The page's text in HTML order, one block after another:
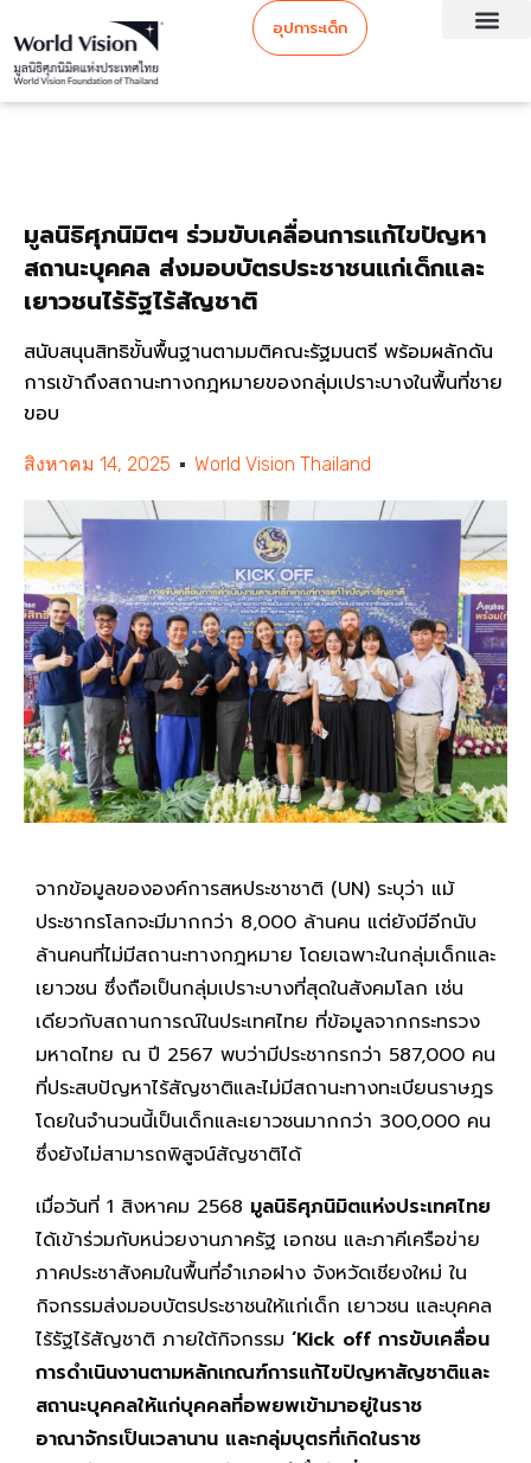
อุปการะเด็ก
มูลนิธิศุภนิมิตฯ ร่วมขับเคลื่อนการแก้ไขปัญหา
สถานะบุคคล ส่งมอบบัตรประชาชนแก่เด็กและ
เยาวชนไร้รัฐไร้สัญชาติ
สนับสนุนสิทธิขั้นพื้นฐานตามมติคณะรัฐมนตรี พร้อมผลักดัน
การเข้าถึงสถานะทางกฎหมายของกลุ่มเปราะบางในพื้นที่ชาย
ขอบ
สิงหาคม 14, 2025 World Vision Thailand
จากข้อมูลขององค์การสหประชาชาติ (UN) ระบุว่า แม้
ประชากรโลกจะมีมากกว่า 8,000 ล้านคน แต่ยังมีอีกนับ
ล้านคนที่ไม่มีสถานะทางกฎหมาย โดยเฉพาะในกลุ่มเด็กและ
เยาวชน ซึ่งถือเป็นกลุ่มเปราะบางที่สุดในสังคมโลก เช่น
เดียวกับสถานการณ์ในประเทศไทย ที่ข้อมูลจากกระทรวง
มหาดไทย ณ ปี 2567 พบว่ามีประชากรกว่า 587,000 คน
ที่ประสบปัญหาไร้สัญชาติและไม่มีสถานะทางทะเบียนราษฎร
โดยในจำนวนนี้เป็นเด็กและเยาวชนมากกว่า 300,000 คน
ซึ่งยังไม่สามารถพิสูจน์สัญชาติได้
เมื่อวันที่ 1 สิงหาคม 2568 มูลนิธิศุภนิมิตแห่งประเทศไทย
ได้เข้าร่วมกับหน่วยงานภาครัฐ เอกชน และภาคีเครือข่าย
ภาคประชาสังคมในพื้นที่อำเภอฝาง จังหวัดเชียงใหม่ ใน
กิจกรรมส่งมอบบัตรประชาชนให้แก่เด็ก เยาวชน และบุคคล
ไร้รัฐไร้สัญชาติ ภายใต้กิจกรรม ‘Kick off การขับเคลื่อน
การดำเนินงานตามหลักเกณฑ์การแก้ไขปัญหาสัญชาติและ
สถานะบุคคลให้แก่บุคคลที่อพยพเข้ามาอยู่ในราช
อาณาจักรเป็นเวลานาน และกลุ่มบุตรที่เกิดในราช